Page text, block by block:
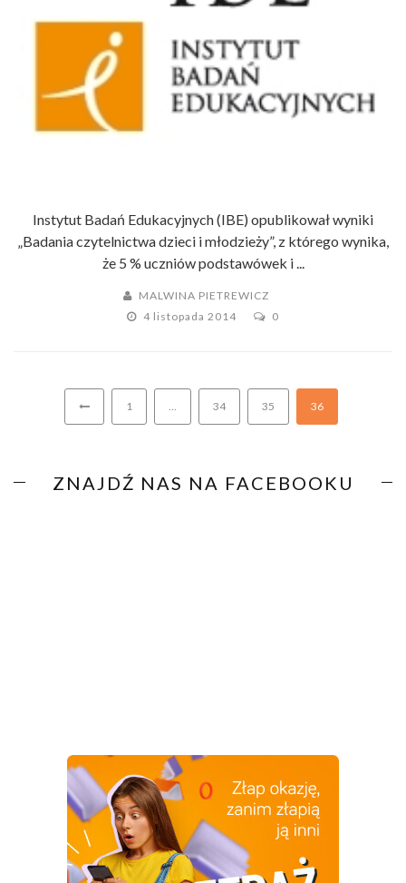
Instytut Badań Edukacyjnych (IBE) opublikował wyniki
„Badania czytelnictwa dzieci i młodzieży”, z którego wynika,
że 5 % uczniów podstawówek i ...
MALWINA PIETREWICZ
4 listopada 2014
0
1 … 34 35 36
ZNAJDŹ NAS NA FACEBOOKU